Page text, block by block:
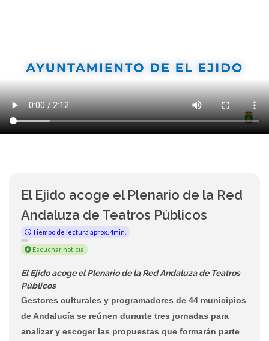
El Ejido acoge el Plenario de la Red
Andaluza de Teatros Públicos
Tiempo de lectura aprox. 4min.
Escuchar noticia
El Ejido acoge el Plenario de la Red Andaluza de Teatros
Públicos
Gestores culturales y programadores de 44 municipios
de Andalucía se reúnen durante tres jornadas para
analizar y escoger las propuestas que formarán parte